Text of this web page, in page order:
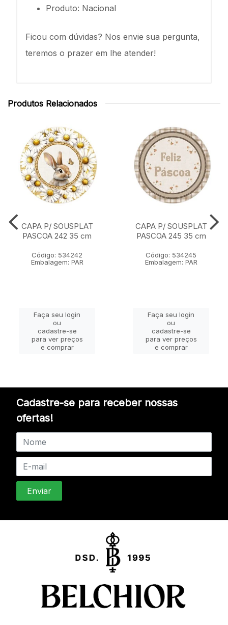
Produto: Nacional
Ficou com dúvidas? Nos envie sua pergunta,
teremos o prazer em lhe atender!
Produtos Relacionados
CAPA P/ SOUSPLAT
PASCOA 242 35 cm
Código: 534242
Embalagem: PAR
Faça seu login
ou
cadastre-se
para ver preços
e comprar
CAPA P/ SOUSPLAT
PASCOA 245 35 cm
Código: 534245
Embalagem: PAR
Faça seu login
ou
cadastre-se
para ver preços
e comprar
Cadastre-se para receber nossas
ofertas!